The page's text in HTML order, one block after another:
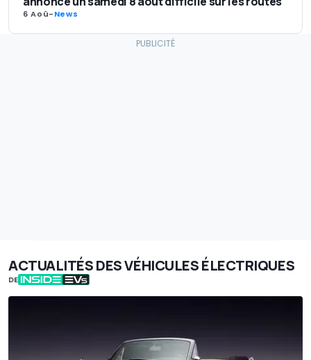
6 Aoû-News
ACTUALITÉS DES VÉHICULES ÉLECTRIQUES
DE